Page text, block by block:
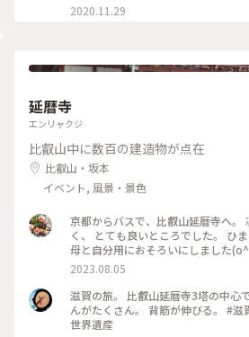
2020.11.29
延暦寺
エンリャクジ
比叡山中に数百の建造物が点在
比叡山・坂本
イベント, 風景・景色
京都からバスで、比叡山延暦寺へ。
く、 とても良いところでした。 ひ
母と自分用におそろいにしました
叡山延暦寺 #京都 #滋賀県 #滋賀 #
#美しい町
2023.08.05
滋賀の旅。 比叡山延暦寺3塔の中心である東塔
んがたくさん。 背筋が伸びる。 #滋賀県#比叡山#延暦寺東塔#
世界遺産